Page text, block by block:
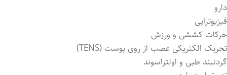
دارو
فیزیوتراپی
حرکات کششی و ورزش
تحریک الکتریکی عصب از روی پوست (TENS)
گردنبند طبی و اولتراسوند